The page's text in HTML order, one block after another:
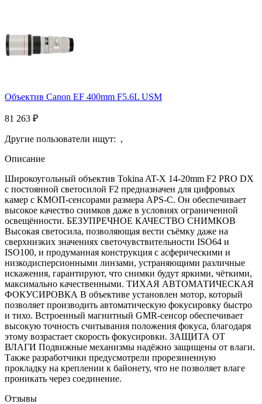
Объектив Canon EF 400mm F5.6L USM
81 263 ₽
Другие пользователи ищут: ,
Описание
Широкоугольный объектив Tokina AT-X 14-20mm F2 PRO DX
с постоянной светосилой F2 предназначен для цифровых
камер с КМОП-сенсорами размера APS-C. Он обеспечивает
высокое качество снимков даже в условиях ограниченной
освещённости. БЕЗУПРЕЧНОЕ КАЧЕСТВО СНИМКОВ
Высокая светосила, позволяющая вести съёмку даже на
сверхнизких значениях светочувствительности ISO64 и
ISO100, и продуманная конструкция с асферическими и
низкодисперсионными линзами, устраняющими различные
искажения, гарантируют, что снимки будут яркими, чёткими,
максимально качественными. ТИХАЯ АВТОМАТИЧЕСКАЯ
ФОКУСИРОВКА В объективе установлен мотор, который
позволяет производить автоматическую фокусировку быстро
и тихо. Встроенный магнитный GMR-сенсор обеспечивает
высокую точность считывания положения фокуса, благодаря
этому возрастает скорость фокусировки. ЗАЩИТА ОТ
ВЛАГИ Подвижные механизмы надёжно защищены от влаги.
Также разработчики предусмотрели прорезиненную
прокладку на креплении к байонету, что не позволяет влаге
проникать через соединение.
Отзывы